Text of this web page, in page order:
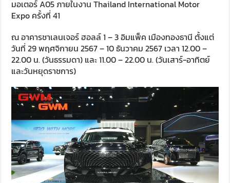
มอเตอร์ A05 ภายในงาน Thailand International Motor
Expo ครั้งที่ 41
ณ อาคารชาเลนเจอร์ ฮอลล์ 1 – 3 อิมแพ็ค เมืองทองธานี ตั้งแต่
วันที่ 29 พฤศจิกายน 2567 – 10 ธันวาคม 2567 เวลา 12.00 –
22.00 น. (วันธรรมดา) และ 11.00 – 22.00 น. (วันเสาร์-อาทิตย์
และวันหยุดราชการ)